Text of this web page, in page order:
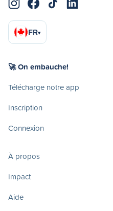
FR▾
🚀 On embauche!
Télécharge notre app
Inscription
Connexion
À propos
Impact
Aide